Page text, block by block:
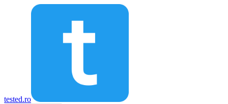
tested.ro